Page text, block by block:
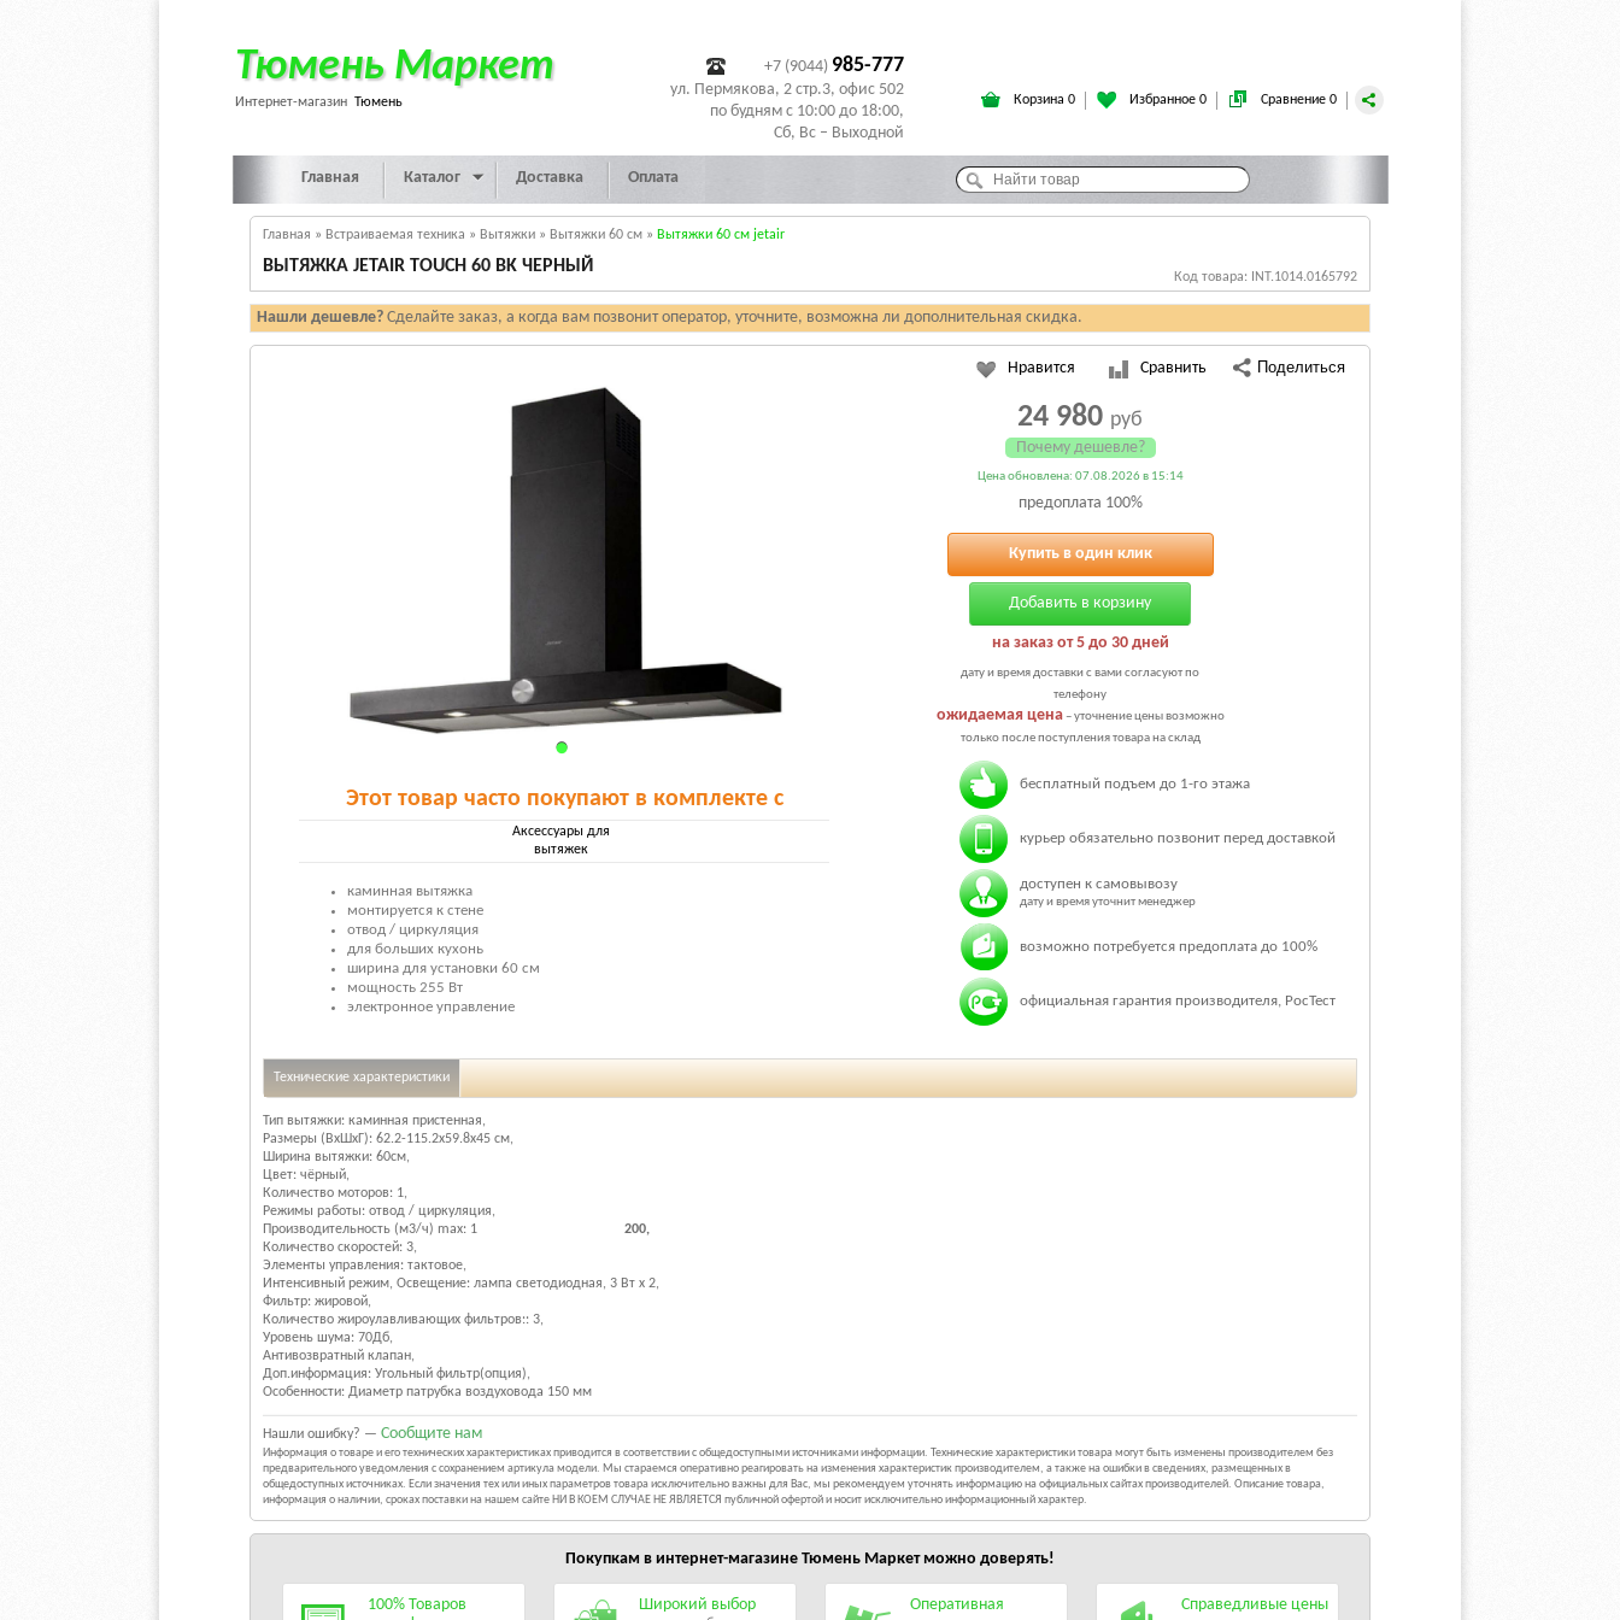
Тюмень Маркет
Интернет-магазин Тюмень
+7 (9044) 985-777
ул. Пермякова, 2 стр.3, офис 502
по будням с 10:00 до 18:00,
Сб, Вс – Выходной
Корзина 0 Избранное 0 Сравнение 0
Главная Каталог Доставка Оплата
Главная » Встраиваемая техника » Вытяжки » Вытяжки 60 см » Вытяжки 60 см jetair
Код товара: INT.1014.0165792
ВЫТЯЖКА JETAIR TOUCH 60 BK ЧЕРНЫЙ
Нашли дешевле? Сделайте заказ, а когда вам позвонит оператор, уточните, возможна ли дополнительная скидка.
Этот товар часто покупают в комплекте с
Аксессуары для
вытяжек
каминная вытяжка
монтируется к стене
отвод / циркуляция
для больших кухонь
ширина для установки 60 см
мощность 255 Вт
электронное управление
Нравится Сравнить
24 980 руб
Почему дешевле?
Цена обновлена: 07.08.2026 в 15:14
предоплата 100%
Купить в один клик
Добавить в корзину
на заказ от 5 до 30 дней
дату и время доставки с вами согласуют по
телефону
ожидаемая цена– уточнение цены возможно
только после поступления товара на склад
бесплатный подъем до 1-го этажа
курьер обязательно позвонит перед доставкой
доступен к самовывозу
дату и время уточнит менеджер
возможно потребуется предоплата до 100%
официальная гарантия производителя, РосТест
Технические характеристики
Тип вытяжки: каминная пристенная,
Размеры (ВхШхГ): 62.2-115.2х59.8х45 см,
Ширина вытяжки: 60см,
Цвет: чёрный,
Количество моторов: 1,
Режимы работы: отвод / циркуляция,
Производительность (м3/ч) max: 1
200,
Количество скоростей: 3,
Элементы управления: тактовое,
Интенсивный режим, Освещение: лампа светодиодная, 3 Вт х 2,
Фильтр: жировой,
Количество жироулавливающих фильтров:: 3,
Уровень шума: 70Дб,
Антивозвратный клапан,
Доп.информация: Угольный фильтр(опция),
Особенности: Диаметр патрубка воздуховода 150 мм
Нашли ошибку? — Сообщите нам
Информация о товаре и его технических характеристиках приводится в соответствии с общедоступными источниками информации. Технические характеристики товара могут быть изменены производителем без
предварительного уведомления с сохранением артикула модели. Мы стараемся оперативно реагировать на изменения характеристик производителем, а также на ошибки в сведениях, размещенных в
общедоступных источниках. Если значения тех или иных параметров товара исключительно важны для Вас, мы рекомендуем уточнять информацию на официальных сайтах производителей. Описание товара,
информация о наличии, сроках поставки на нашем сайте НИ В КОЕМ СЛУЧАЕ НЕ ЯВЛЯЕТСЯ публичной офертой и носит исключительно информационный характер.
Покупкам в интернет-магазине Тюмень Маркетможно доверять!
100% Товаров
Широкий выбор
Оперативная
Справедливые цены